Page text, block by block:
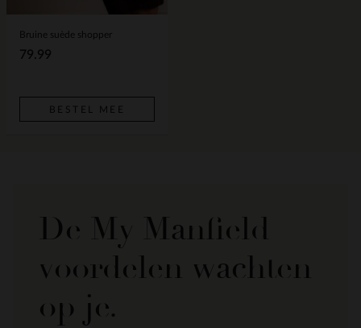
Bruine suède shopper
79.99
BESTEL MEE
De My Manfield
voordelen wachten
op je.